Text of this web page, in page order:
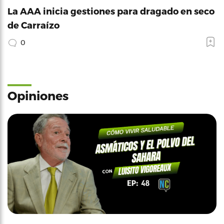
La AAA inicia gestiones para dragado en seco
de Carraízo
0
Opiniones